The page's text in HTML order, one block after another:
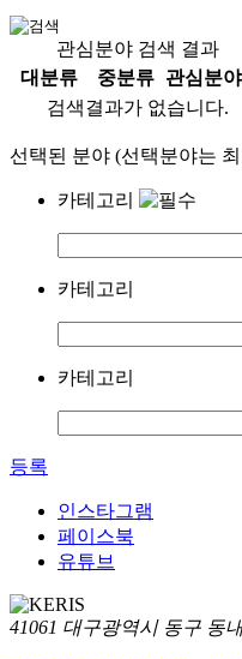
관심분야 검색 결과
대분류
중분류
관심분
검색결과가 없습니다.
선택된 분야 (선택분야는
카테고리
카테고리
카테고리
등록
인스타그램
페이스북
유튜브
41061 대구광역시 동구 동